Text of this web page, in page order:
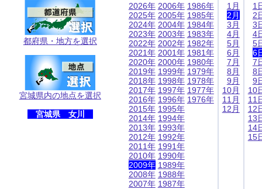
都府県・地方を選択
宮城県内の地点を選択
宮城県 女川
2026年
2025年
2024年
2023年
2022年
2021年
2020年
2019年
2018年
2017年
2016年
2015年
2014年
2013年
2012年
2011年
2010年
2009年
2008年
2007年
2006年
2005年
2004年
2003年
2002年
2001年
2000年
1999年
1998年
1997年
1996年
1995年
1994年
1993年
1992年
1991年
1990年
1989年
1988年
1987年
1986年
1985年
1984年
1983年
1982年
1981年
1980年
1979年
1978年
1977年
1976年
1月
2月
3月
4月
5月
6月
7月
8月
9月
10月
11月
12月
1
2
3
4
5
6
7
8
9
10
11
12
13
14
15